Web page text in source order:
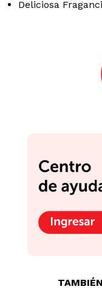
Ambientador en
Sapolio Coco
360ml